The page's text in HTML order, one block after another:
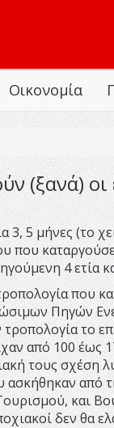
Οικονομία
(ξανά)
5 μήνες (το
που
4 ετία
που
Πηγών
το
από 100 έως
τους σχέση
ασκήθηκαν από
και
δεν θα